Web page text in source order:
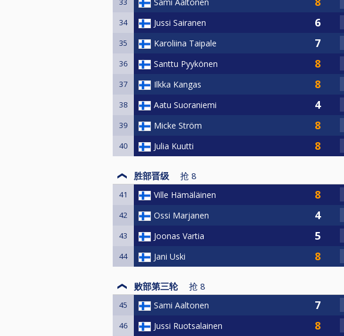
34 Jussi Sairanen
35 Karoliina Taipale
36 Santtu Pyykönen
37 Ilkka Kangas
38 Aatu Suoraniemi
39 Micke Ström
40 Julia Kuutti
胜部晋级 抢 8
41 Ville Hämäläinen
42 Ossi Marjanen
43 Joonas Vartia
44 Jani Uski
败部第三轮 抢 8
45 Sami Aaltonen
46 Jussi Ruotsalainen